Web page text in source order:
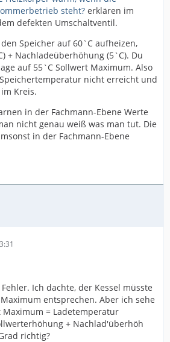
steht? erklären im
defekten Umschaltventil.
Speicher auf 60`C aufheizen,
+ Nachladeüberhöhung (5`C). Du
auf 55`C Sollwert Maximum. Also
nicht erreicht und
Kreis.
in der Fachmann-Ebene Werte
nicht genau weiß was man tut. Die
in der Fachmann-Ebene
Ich dachte, der Kessel müsste
entsprechen. Aber ich sehe
Maximum = Ladetemperatur
+ Nachlad'überhöh
richtig?